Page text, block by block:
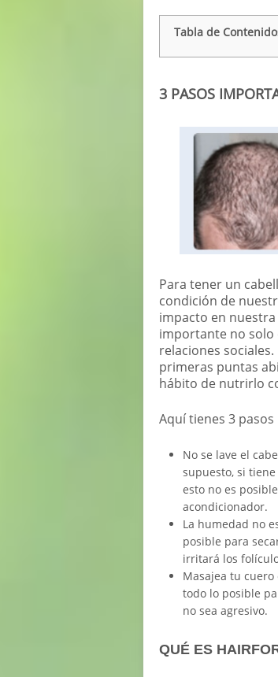
Tabla de
3 PASOS
Para tener un
condición de
impacto en
importante no solo
relaciones
primeras puntas
hábito de nutrirlo
Aquí tienes 3
No se lave el
supuesto, si
esto no es
acondicionador.
La humedad no
posible para
irritará los
Masajea tu
todo lo posible
no sea agresivo.
QUÉ ES